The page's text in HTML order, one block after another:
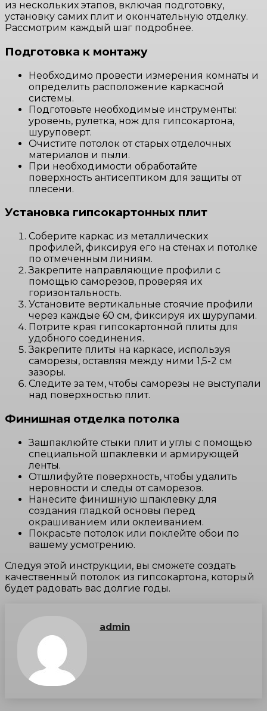
из нескольких этапов, включая подготовку,
установку самих плит и окончательную отделку.
Рассмотрим каждый шаг подробнее.
Подготовка к монтажу
Необходимо провести измерения комнаты и
определить расположение каркасной
системы.
Подготовьте необходимые инструменты:
уровень, рулетка, нож для гипсокартона,
шуруповерт.
Очистите потолок от старых отделочных
материалов и пыли.
При необходимости обработайте
поверхность антисептиком для защиты от
плесени.
Установка гипсокартонных плит
Соберите каркас из металлических
профилей, фиксируя его на стенах и потолке
по отмеченным линиям.
Закрепите направляющие профили с
помощью саморезов, проверяя их
горизонтальность.
Установите вертикальные стоячие профили
через каждые 60 см, фиксируя их шурупами.
Потрите края гипсокартонной плиты для
удобного соединения.
Закрепите плиты на каркасе, используя
саморезы, оставляя между ними 1,5-2 см
зазоры.
Следите за тем, чтобы саморезы не выступали
над поверхностью плит.
Финишная отделка потолка
Зашпаклюйте стыки плит и углы с помощью
специальной шпаклевки и армирующей
ленты.
Отшлифуйте поверхность, чтобы удалить
неровности и следы от саморезов.
Нанесите финишную шпаклевку для
создания гладкой основы перед
окрашиванием или оклеиванием.
Покрасьте потолок или поклейте обои по
вашему усмотрению.
Следуя этой инструкции, вы сможете создать
качественный потолок из гипсокартона, который
будет радовать вас долгие годы.
admin